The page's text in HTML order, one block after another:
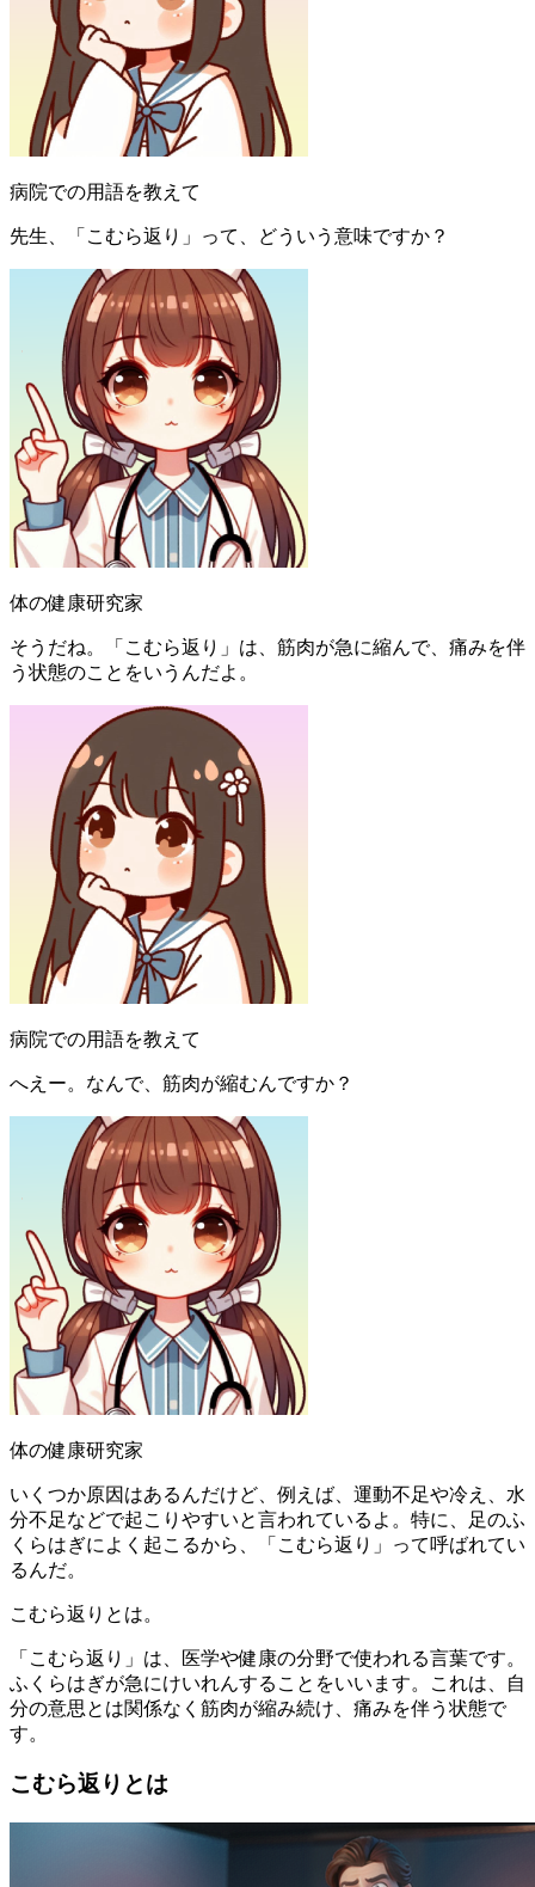
病院での用語を教えて
先生、「こむら返り」って、どういう意味ですか？
体の健康研究家
そうだね。「こむら返り」は、筋肉が急に縮んで、痛みを伴
う状態のことをいうんだよ。
病院での用語を教えて
へえー。なんで、筋肉が縮むんですか？
体の健康研究家
いくつか原因はあるんだけど、例えば、運動不足や冷え、水
分不足などで起こりやすいと言われているよ。特に、足のふ
くらはぎによく起こるから、「こむら返り」って呼ばれてい
るんだ。
こむら返りとは。
「こむら返り」は、医学や健康の分野で使われる言葉です。
ふくらはぎが急にけいれんすることをいいます。これは、自
分の意思とは関係なく筋肉が縮み続け、痛みを伴う状態で
す。
こむら返りとは